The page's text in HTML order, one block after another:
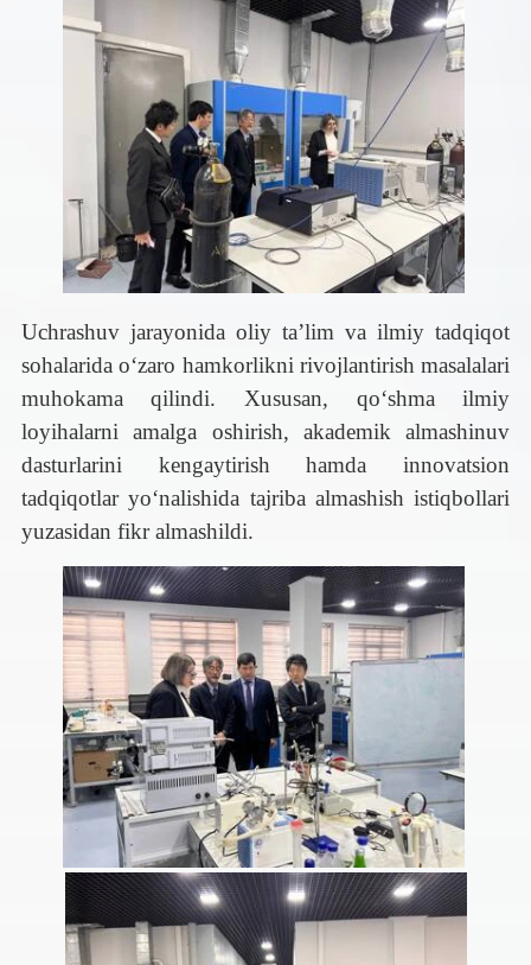
Uchrashuv jarayonida oliy ta’lim va ilmiy tadqiqot
sohalarida o‘zaro hamkorlikni rivojlantirish masalalari
muhokama qilindi. Xususan, qo‘shma ilmiy
loyihalarni amalga oshirish, akademik almashinuv
dasturlarini kengaytirish hamda innovatsion
tadqiqotlar yo‘nalishida tajriba almashish istiqbollari
yuzasidan fikr almashildi.